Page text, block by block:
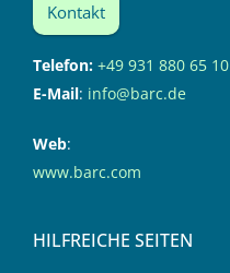
Kontakt
Telefon: +49 931 880 65 10
E-Mail: info@barc.de
Web:
www.barc.com
HILFREICHE SEITEN